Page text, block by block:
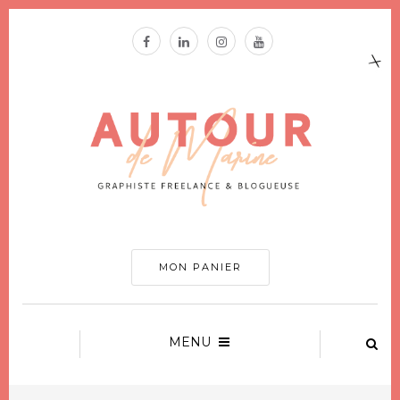
MON PANIER
MENU